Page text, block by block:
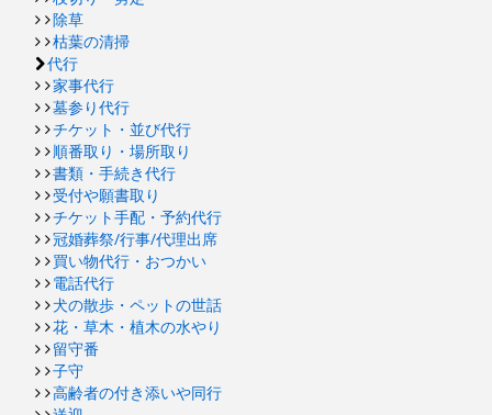
除草
枯葉の清掃
代行
家事代行
墓参り代行
チケット・並び代行
順番取り・場所取り
書類・手続き代行
受付や願書取り
チケット手配・予約代行
冠婚葬祭/行事/代理出席
買い物代行・おつかい
電話代行
犬の散歩・ペットの世話
花・草木・植木の水やり
留守番
子守
高齢者の付き添いや同行